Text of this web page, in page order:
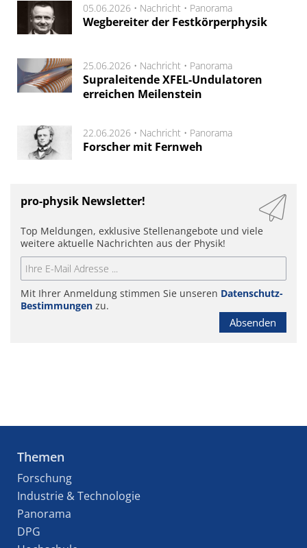
05.06.2026 • Nachricht • Panorama
Wegbereiter der Festkörperphysik
25.06.2026 • Nachricht • Panorama
Supraleitende XFEL-Undulatoren
erreichen Meilenstein
22.06.2026 • Nachricht • Panorama
Forscher mit Fernweh
pro-physik Newsletter!
Top Meldungen, exklusive Stellenangebote und viele
weitere aktuelle Nachrichten aus der Physik!
Mit Ihrer Anmeldung stimmen Sie unseren Datenschutz-
Bestimmungen zu.
Absenden
Themen
Forschung
Industrie & Technologie
Panorama
DPG